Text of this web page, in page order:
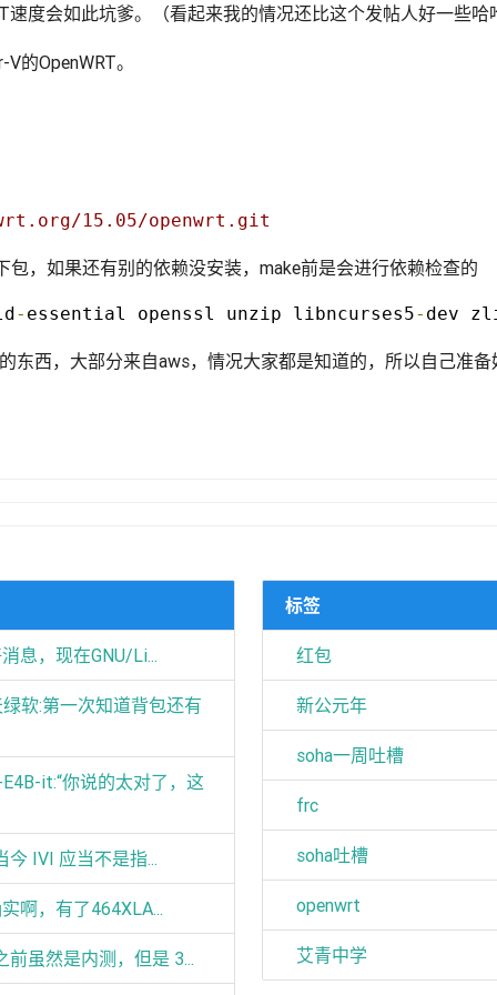
速度会如此坑爹。（看起来我的情况还比这个发帖人好一些哈
的OpenWRT。
15.05/openwrt.git
，如果还有别的依赖没安装，make前是会进行依赖检查的
- essential openssl unzip libncurses5- dev
东西，大部分来自aws，情况大家都是知道的，所以自己准
息，现在GNU/Li...
软:第一次知道背包还有
it:“你说的太对了，这
今 IVI 应当不是指...
啊，有了464XLA...
前虽然是内测，但是 3...
标签
红包
新公元年
soha一周吐槽
frc
soha吐槽
openwrt
艾青中学